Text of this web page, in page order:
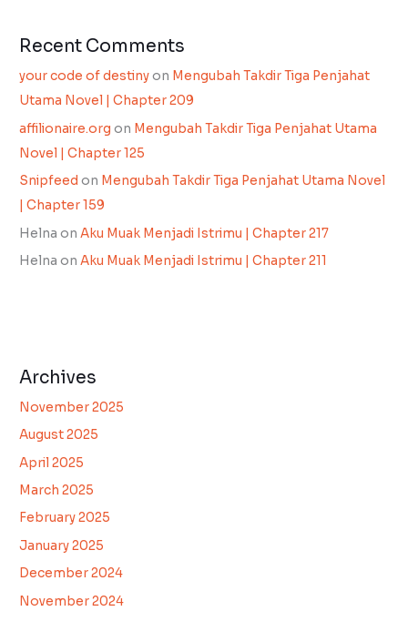
Recent Comments
your code of destinyon Mengubah Takdir Tiga Penjahat
Utama Novel | Chapter 209
affilionaire.org on Mengubah Takdir Tiga Penjahat Utama
Novel | Chapter 125
Snipfeed on Mengubah Takdir Tiga Penjahat Utama Novel
| Chapter 159
Helna onAku Muak Menjadi Istrimu | Chapter 217
Helna onAku Muak Menjadi Istrimu | Chapter 211
Archives
November 2025
August 2025
April 2025
March 2025
February 2025
January 2025
December 2024
November 2024